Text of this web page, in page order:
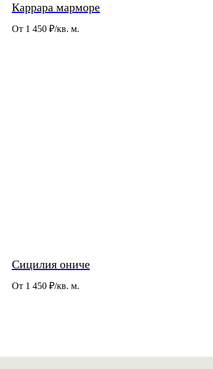
Каррара марморе
От 1 450 ₽/кв. м.
Сицилия ониче
От 1 450 ₽/кв. м.